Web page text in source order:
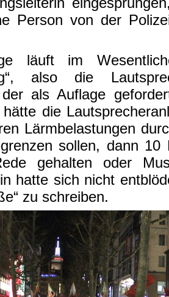
Person von der
läuft im
also die
der als Auflage
die
Lärmbelastungen
sollen, dann
gehalten oder
hatte sich nicht
zu schreiben.